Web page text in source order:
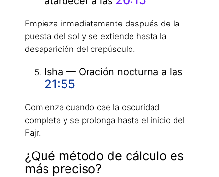
Empieza inmediatamente después de la
puesta del sol y se extiende hasta la
desaparición del crepúsculo.
Isha — Oración nocturna a las
21:55
Comienza cuando cae la oscuridad
completa y se prolonga hasta el inicio del
Fajr.
¿Qué método de cálculo es
más preciso?